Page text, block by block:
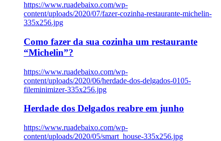
https://www.ruadebaixo.com/wp-
content/uploads/2020/07/fazer-cozinha-restaurante-michelin-
335x256.jpg
Como fazer da sua cozinha um restaurante
“Michelin”?
https://www.ruadebaixo.com/wp-
content/uploads/2020/06/herdade-dos-delgados-0105-
fileminimizer-335x256.jpg
Herdade dos Delgados reabre em junho
https://www.ruadebaixo.com/wp-
content/uploads/2020/05/smart_house-335x256.jpg